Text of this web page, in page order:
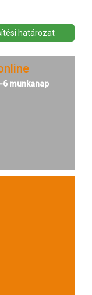
határozat
6 munkanap